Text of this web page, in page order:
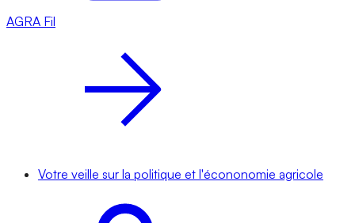
AGRA Fil
Votre veille sur la politique et l'écononomie agricole